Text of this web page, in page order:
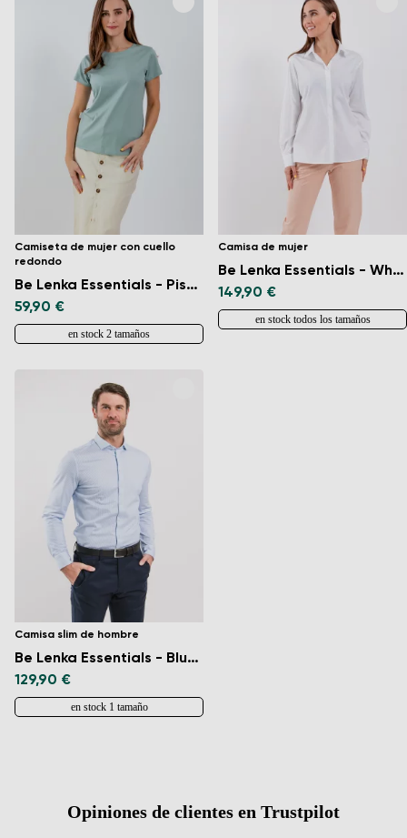
Camiseta de mujer con cuello
redondo
Be Lenka Essentials - Pistachio Green
59,90 €
en stock 2 tamaños
Camisa de mujer
Be Lenka Essentials - White
149,90 €
en stock todos los tamaños
Camisa slim de hombre
Be Lenka Essentials - Blue and White
129,90 €
en stock 1 tamaño
Opiniones de clientes en Trustpilot